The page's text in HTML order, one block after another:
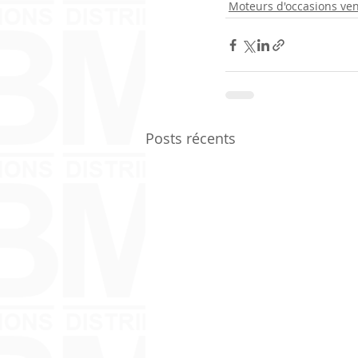
Moteurs d'occasions
Posts récents